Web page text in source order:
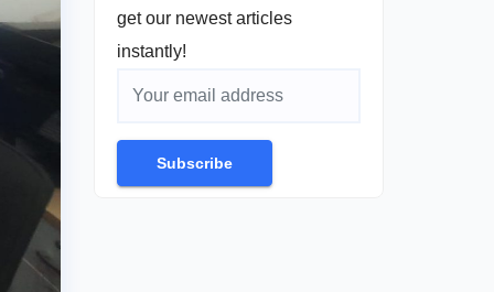
get our newest articles
instantly!
Subscribe